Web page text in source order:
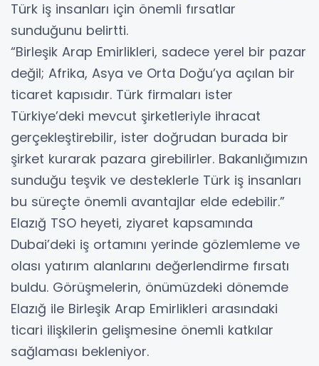
Türk iş insanları için önemli fırsatlar
sunduğunu belirtti.
“Birleşik Arap Emirlikleri, sadece yerel bir pazar
değil; Afrika, Asya ve Orta Doğu’ya açılan bir
ticaret kapısıdır. Türk firmaları ister
Türkiye’deki mevcut şirketleriyle ihracat
gerçekleştirebilir, ister doğrudan burada bir
şirket kurarak pazara girebilirler. Bakanlığımızın
sunduğu teşvik ve desteklerle Türk iş insanları
bu süreçte önemli avantajlar elde edebilir.”
Elazığ TSO heyeti, ziyaret kapsamında
Dubai’deki iş ortamını yerinde gözlemleme ve
olası yatırım alanlarını değerlendirme fırsatı
buldu. Görüşmelerin, önümüzdeki dönemde
Elazığ ile Birleşik Arap Emirlikleri arasındaki
ticari ilişkilerin gelişmesine önemli katkılar
sağlaması bekleniyor.